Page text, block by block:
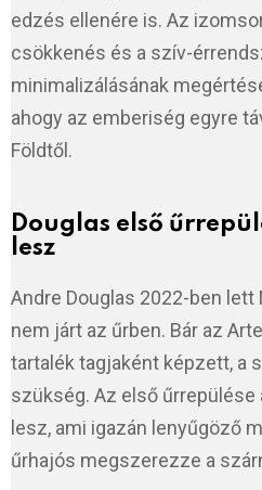
edzés ellenére is. Az
csökkenés és a szív-
minimalizálásának
ahogy az emberiség egyre
Földtől.
Douglas első
lesz
Andre Douglas 2022-ben lett
nem járt az űrben. Bár az
tartalék tagjaként képzett, a
szükség. Az első
lesz, ami igazán lenyűgöző
űrhajós megszerezze a